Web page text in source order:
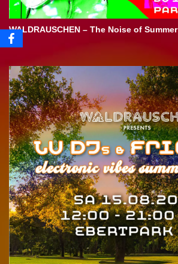
WALDRAUSCHEN – The Noise of Summer